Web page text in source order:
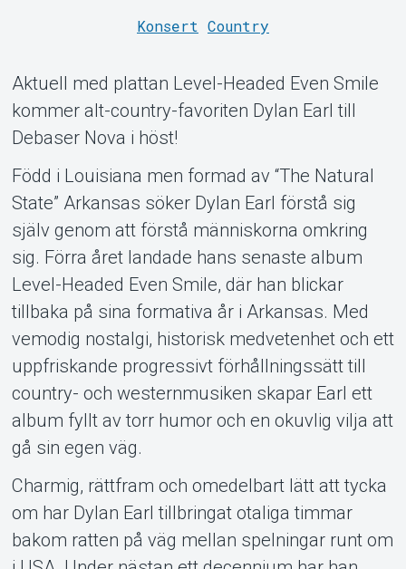
Support
Om Tickster
Konsert Country
Aktuell med plattan Level-Headed Even Smile
kommer alt-country-favoriten Dylan Earl till
Debaser Nova i höst!
Född i Louisiana men formad av “The Natural
State” Arkansas söker Dylan Earl förstå sig
själv genom att förstå människorna omkring
sig. Förra året landade hans senaste album
Level-Headed Even Smile, där han blickar
tillbaka på sina formativa år i Arkansas. Med
vemodig nostalgi, historisk medvetenhet och ett
uppfriskande progressivt förhållningssätt till
country- och westernmusiken skapar Earl ett
album fyllt av torr humor och en okuvlig vilja att
gå sin egen väg.
Charmig, rättfram och omedelbart lätt att tycka
om har Dylan Earl tillbringat otaliga timmar
bakom ratten på väg mellan spelningar runt om